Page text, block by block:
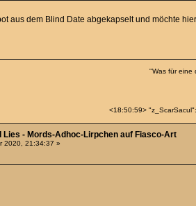
aus dem Blind Date abgekapselt und möchte
"Was für eine
<18:50:59>
Lies - Mords-Adhoc-Lirpchen auf Fiasco-Art
2020, 21:34:37 »